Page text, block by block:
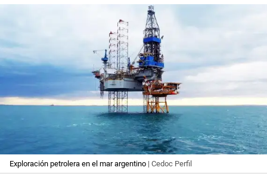
Exploración petrolera en el mar argentino | Cedoc Perfil